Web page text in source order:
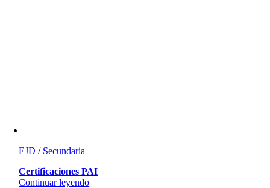
EJD / Secundaria
Certificaciones PAI
Continuar leyendo